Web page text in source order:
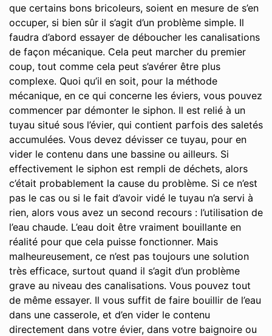
que certains bons bricoleurs, soient en mesure de s’en
occuper, si bien sûr il s’agit d’un problème simple. Il
faudra d’abord essayer de déboucher les canalisations
de façon mécanique. Cela peut marcher du premier
coup, tout comme cela peut s’avérer être plus
complexe. Quoi qu’il en soit, pour la méthode
mécanique, en ce qui concerne les éviers, vous pouvez
commencer par démonter le siphon. Il est relié à un
tuyau situé sous l’évier, qui contient parfois des saletés
accumulées. Vous devez dévisser ce tuyau, pour en
vider le contenu dans une bassine ou ailleurs. Si
effectivement le siphon est rempli de déchets, alors
c’était probablement la cause du problème. Si ce n’est
pas le cas ou si le fait d’avoir vidé le tuyau n’a servi à
rien, alors vous avez un second recours : l’utilisation de
l’eau chaude. L’eau doit être vraiment bouillante en
réalité pour que cela puisse fonctionner. Mais
malheureusement, ce n’est pas toujours une solution
très efficace, surtout quand il s’agit d’un problème
grave au niveau des canalisations. Vous pouvez tout
de même essayer. Il vous suffit de faire bouillir de l’eau
dans une casserole, et d’en vider le contenu
directement dans votre évier, dans votre baignoire ou